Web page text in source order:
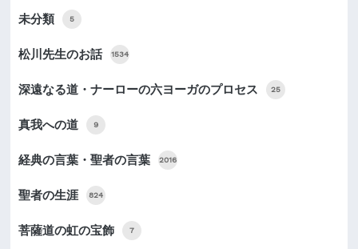
未分類 5
松川先生のお話 1534
深遠なる道・ナーローの六ヨーガのプロセス 25
真我への道 9
経典の言葉・聖者の言葉 2016
聖者の生涯 824
菩薩道の虹の宝飾 7